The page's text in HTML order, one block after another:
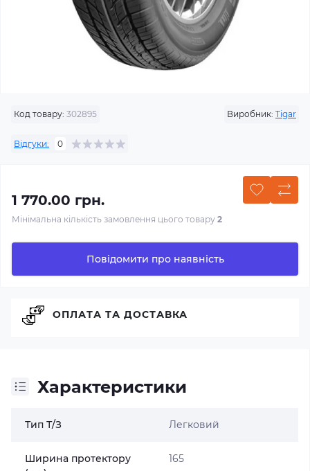
Код товару: 302895 Виробник: Tigar
Відгуки: 0
1 770.00 грн.
Мінімальна кількість замовлення цього товару 2
Повідомити про наявність
Характеристики
Тип Т/З Легковий
Ширина протектору
165
ОПЛАТА ТА ДОСТАВКА